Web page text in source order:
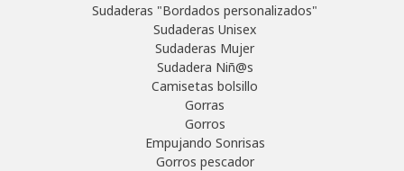
Sudaderas "Bordados personalizados"
Sudaderas Unisex
Sudaderas Mujer
Sudadera Niñ@s
Camisetas bolsillo
Gorras
Gorros
Empujando Sonrisas
Gorros pescador